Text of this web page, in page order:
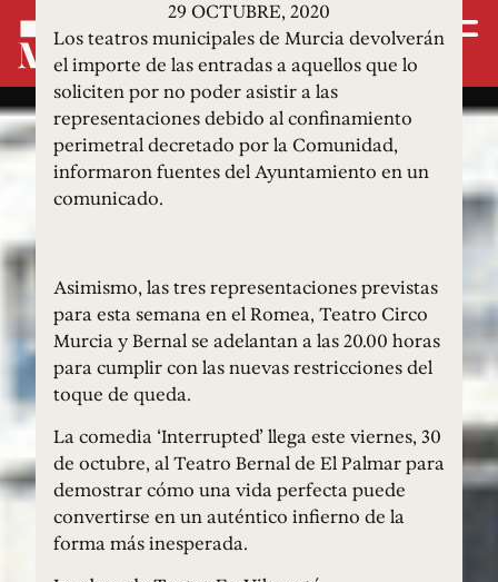
29 OCTUBRE, 2020
Los teatros municipales de Murcia devolverán
el importe de las entradas a aquellos que lo
soliciten por no poder asistir a las
representaciones debido al confinamiento
perimetral decretado por la Comunidad,
informaron fuentes del Ayuntamiento en un
comunicado.
Asimismo, las tres representaciones previstas
para esta semana en el Romea, Teatro Circo
Murcia y Bernal se adelantan a las 20.00 horas
para cumplir con las nuevas restricciones del
toque de queda.
La comedia ‘Interrupted’ llega este viernes, 30
de octubre, al Teatro Bernal de El Palmar para
demostrar cómo una vida perfecta puede
convertirse en un auténtico infierno de la
forma más inesperada.